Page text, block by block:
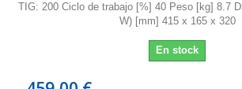
TIG: 200 Ciclo de trabajo [%] 40 Peso [kg] 8.7
W) [mm] 415 x 165 x 320
En stock